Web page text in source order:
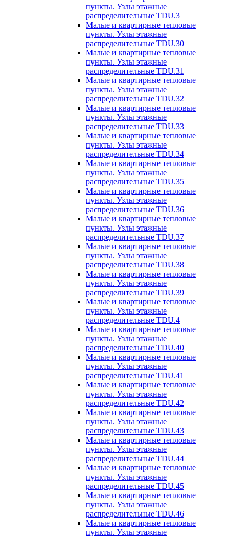
пункты. Узлы этажные
распределительные TDU.3
Малые и квартирные тепловые
пункты. Узлы этажные
распределительные TDU.30
Малые и квартирные тепловые
пункты. Узлы этажные
распределительные TDU.31
Малые и квартирные тепловые
пункты. Узлы этажные
распределительные TDU.32
Малые и квартирные тепловые
пункты. Узлы этажные
распределительные TDU.33
Малые и квартирные тепловые
пункты. Узлы этажные
распределительные TDU.34
Малые и квартирные тепловые
пункты. Узлы этажные
распределительные TDU.35
Малые и квартирные тепловые
пункты. Узлы этажные
распределительные TDU.36
Малые и квартирные тепловые
пункты. Узлы этажные
распределительные TDU.37
Малые и квартирные тепловые
пункты. Узлы этажные
распределительные TDU.38
Малые и квартирные тепловые
пункты. Узлы этажные
распределительные TDU.39
Малые и квартирные тепловые
пункты. Узлы этажные
распределительные TDU.4
Малые и квартирные тепловые
пункты. Узлы этажные
распределительные TDU.40
Малые и квартирные тепловые
пункты. Узлы этажные
распределительные TDU.41
Малые и квартирные тепловые
пункты. Узлы этажные
распределительные TDU.42
Малые и квартирные тепловые
пункты. Узлы этажные
распределительные TDU.43
Малые и квартирные тепловые
пункты. Узлы этажные
распределительные TDU.44
Малые и квартирные тепловые
пункты. Узлы этажные
распределительные TDU.45
Малые и квартирные тепловые
пункты. Узлы этажные
распределительные TDU.46
Малые и квартирные тепловые
пункты. Узлы этажные